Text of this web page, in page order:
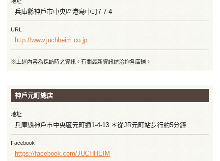
兵庫縣神戶市中央區港島中町7-7-4
URL
http://www.juchheim.co.jp
※上述內容為採訪時之資訊。有關最新資訊請洽詢各店鋪。
神戶元町總店
地址
兵庫縣神戶市中央區元町通1-4-13 ＊從JR元町站步行約5分鐘
Facebook
https://facebook.com/JUCHHEIM